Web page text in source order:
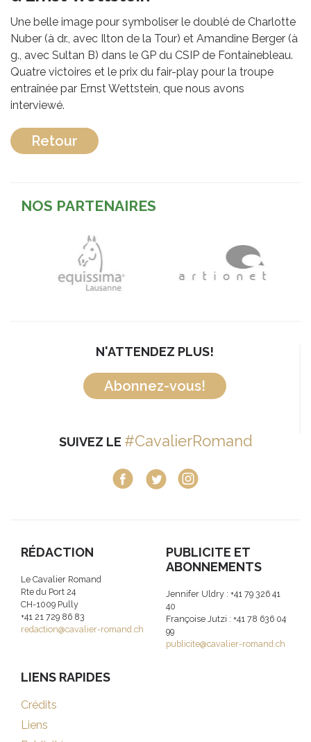
Une belle image pour symboliser le doublé de Charlotte
Nuber (à dr., avec Ilton de la Tour) et Amandine Berger (à
g., avec Sultan B) dans le GP du CSIP de Fontainebleau.
Quatre victoires et le prix du fair-play pour la troupe
entraînée par Ernst Wettstein, que nous avons
interviewé.
Retour
NOS PARTENAIRES
N'ATTENDEZ PLUS!
Abonnez-vous!
SUIVEZ LE #CavalierRomand
RÉDACTION
Le Cavalier Romand
Rte du Port 24
CH-1009 Pully
+41 21 729 86 83
redaction@cavalier-romand.ch
PUBLICITE ET
ABONNEMENTS
Jennifer Uldry : +41 79 326 41
40
Françoise Jutzi : +41 78 636 04
99
publicite@cavalier-romand.ch
LIENS RAPIDES
Crédits
Liens